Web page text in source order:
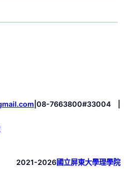
08-7663800#33004
2021-2026國立屏東大學理學院